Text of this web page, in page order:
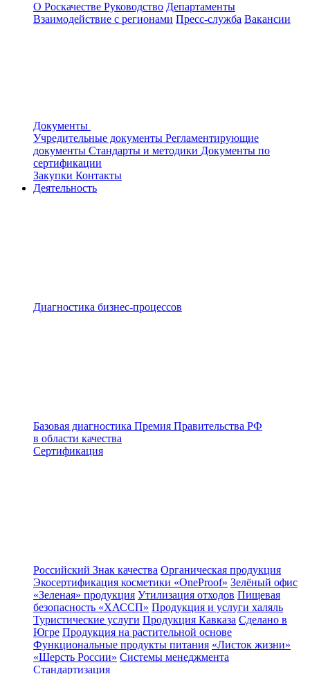
О Роскачестве Руководство Департаменты
Взаимодействие с регионами Пресс-служба Вакансии
Документы
Учредительные документы Регламентирующие
документы Стандарты и методики Документы по
сертификации
Закупки Контакты
Деятельность
Диагностика бизнес-процессов
Базовая диагностика Премия Правительства РФ
в области качества
Сертификация
Российский Знак качества Органическая продукция
Экосертификация косметики «OneProof» Зелёный офис
«Зеленая» продукция Утилизация отходов Пищевая
безопасность «ХАССП» Продукция и услуги халяль
Туристические услуги Продукция Кавказа Сделано в
Югре Продукция на растительной основе
Функциональные продукты питания «Листок жизни»
«Шерсть России» Системы менеджмента
Стандартизация